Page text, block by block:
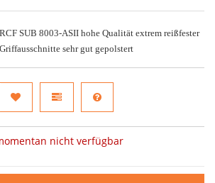
SUB 8003-ASII hohe Qualität extrem reißfester
sehr gut gepolstert
nicht verfügbar